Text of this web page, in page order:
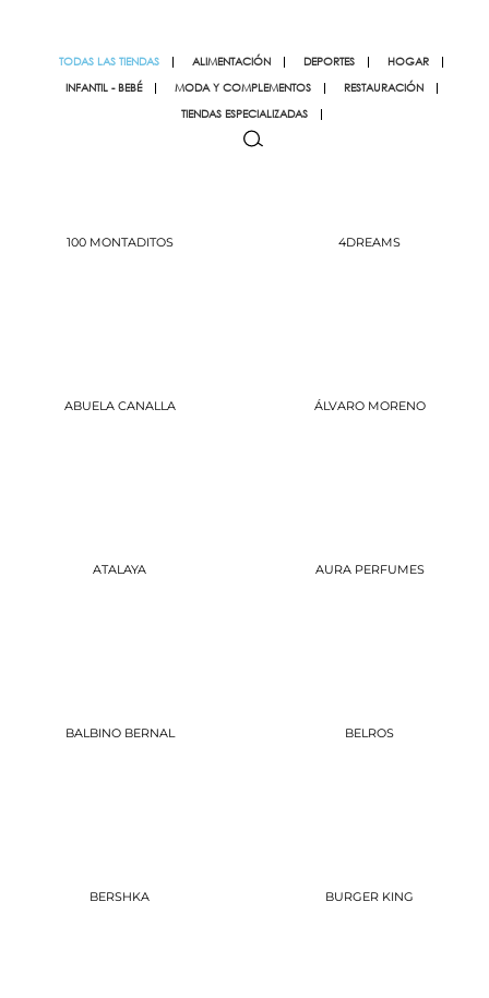
Loading map...
TODAS LAS TIENDAS ALIMENTACIÓN DEPORTES
HOGAR
INFANTIL - BEBÉ
MODA Y COMPLEMENTOS
RESTAURACIÓN
TIENDAS ESPECIALIZADAS
100 MONTADITOS 4DREAMS
ABUELA CANALLA ÁLVARO MORENO
ATALAYA AURA PERFUMES
BALBINO BERNAL BELROS
BERSHKA BURGER KING